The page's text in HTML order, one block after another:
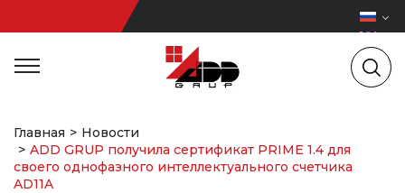
Главная
Новости
ADD GRUP получила сертификат PRIME 1.4 для
своего однофазного интеллектуального счетчика
AD11A